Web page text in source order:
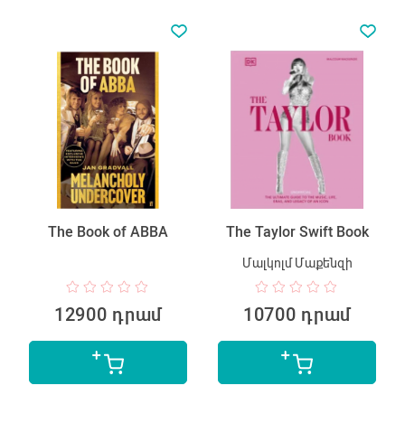
The Book of ABBA
12900 դրամ
The Taylor Swift Book
Մալկոլմ Մաքենզի
10700 դրամ